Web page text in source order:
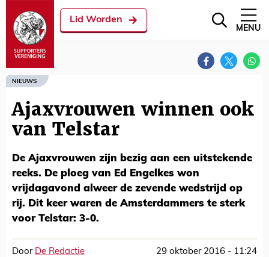
Lid Worden
MENU
NIEUWS
Ajaxvrouwen winnen ook
van Telstar
De Ajaxvrouwen zijn bezig aan een uitstekende
reeks. De ploeg van Ed Engelkes won
vrijdagavond alweer de zevende wedstrijd op
rij. Dit keer waren de Amsterdammers te sterk
voor Telstar: 3-0.
Door De Redactie 29 oktober 2016 - 11:24